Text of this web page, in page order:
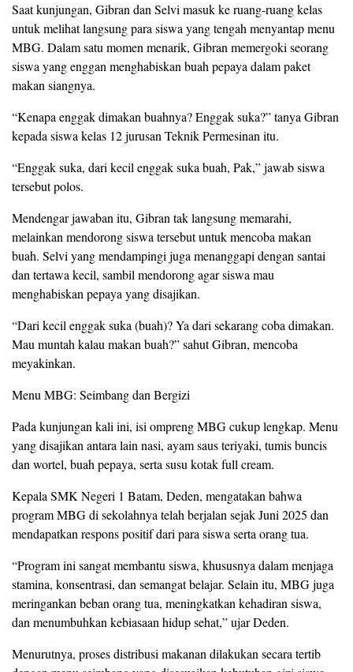
Saat kunjungan, Gibran dan Selvi masuk ke ruang-ruang kelas
untuk melihat langsung para siswa yang tengah menyantap menu
MBG. Dalam satu momen menarik, Gibran memergoki seorang
siswa yang enggan menghabiskan buah pepaya dalam paket
makan siangnya.
“Kenapa enggak dimakan buahnya? Enggak suka?” tanya Gibran
kepada siswa kelas 12 jurusan Teknik Permesinan itu.
“Enggak suka, dari kecil enggak suka buah, Pak,” jawab siswa
tersebut polos.
Mendengar jawaban itu, Gibran tak langsung memarahi,
melainkan mendorong siswa tersebut untuk mencoba makan
buah. Selvi yang mendampingi juga menanggapi dengan santai
dan tertawa kecil, sambil mendorong agar siswa mau
menghabiskan pepaya yang disajikan.
“Dari kecil enggak suka (buah)? Ya dari sekarang coba dimakan.
Mau muntah kalau makan buah?” sahut Gibran, mencoba
meyakinkan.
Menu MBG: Seimbang dan Bergizi
Pada kunjungan kali ini, isi ompreng MBG cukup lengkap. Menu
yang disajikan antara lain nasi, ayam saus teriyaki, tumis buncis
dan wortel, buah pepaya, serta susu kotak full cream.
Kepala SMK Negeri 1 Batam, Deden, mengatakan bahwa
program MBG di sekolahnya telah berjalan sejak Juni 2025 dan
mendapatkan respons positif dari para siswa serta orang tua.
“Program ini sangat membantu siswa, khususnya dalam menjaga
stamina, konsentrasi, dan semangat belajar. Selain itu, MBG juga
meringankan beban orang tua, meningkatkan kehadiran siswa,
dan menumbuhkan kebiasaan hidup sehat,” ujar Deden.
Menurutnya, proses distribusi makanan dilakukan secara tertib